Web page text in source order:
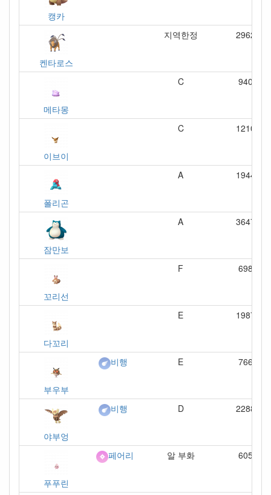
캥카
켄타로스
지역한정 2962
메타몽
C 940
이브이
C 1210
폴리곤
A 1944
잠만보
A 3647
꼬리선
F 698
다꼬리
E 1987
부우부
비행 E 766
야부엉
비행 D 2288
푸푸린
페어리 알 부화 605